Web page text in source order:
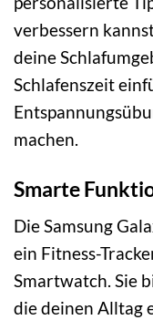
verbessern
deine
Schlafenszeit
machen.
Smarte
Die Samsung
ein Fitness-
Smartwatch. Sie
die deinen Alltag